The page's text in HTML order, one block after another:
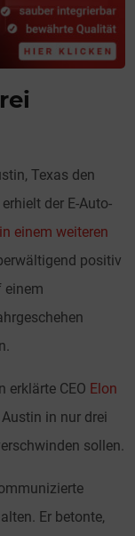
Texas den
der E-Auto-
einem weiteren
positiv
einem
erklärte CEO Elon
in nur drei
sollen.
Er betonte,